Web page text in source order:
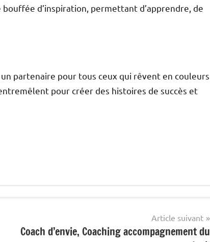
d’inspiration, permettant d’apprendre, de
partenaire pour tous ceux qui rêvent en couleurs
pour créer des histoires de succès et
Article suivant
Coach d’envie, Coaching accompagnement du